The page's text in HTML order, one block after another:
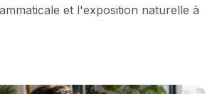
et l'exposition naturelle à